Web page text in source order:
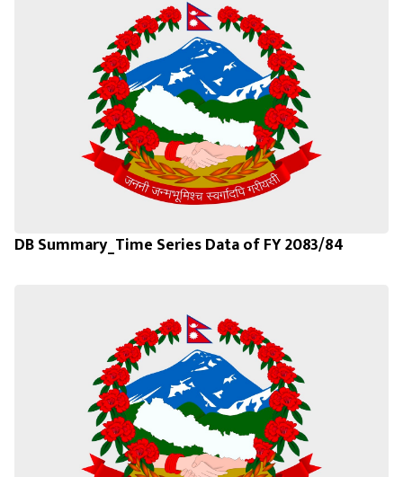
DB Summary_Time Series Data of FY 2083/84